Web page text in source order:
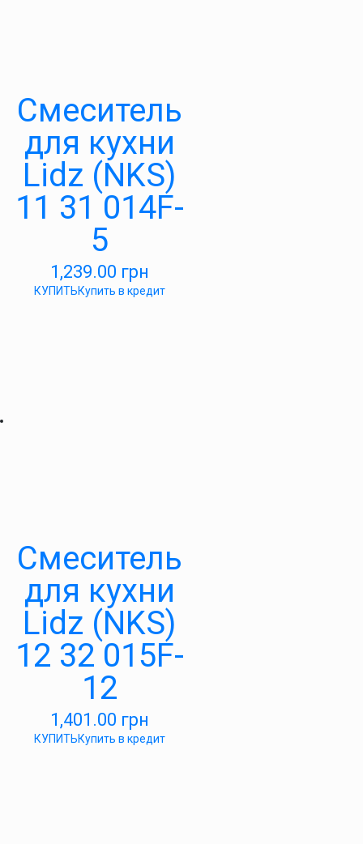
Смеситель
для кухни
Lidz (NKS)
11 31 014F-
5
1,239.00 грн
КУПИТЬКупить в кредит
Смеситель
для кухни
Lidz (NKS)
12 32 015F-
12
1,401.00 грн
КУПИТЬКупить в кредит